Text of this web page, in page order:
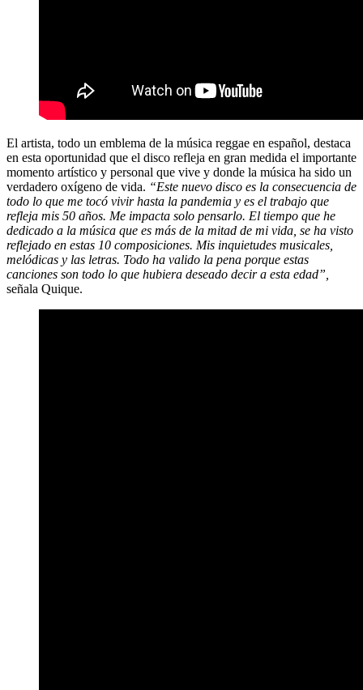
El artista, todo un emblema de la música reggae en español, destaca
en esta oportunidad que el disco refleja en gran medida el importante
momento artístico y personal que vive y donde la música ha sido un
verdadero oxígeno de vida. “Este nuevo disco es la consecuencia de
todo lo que me tocó vivir hasta la pandemia y es el trabajo que
refleja mis 50 años. Me impacta solo pensarlo. El tiempo que he
dedicado a la música que es más de la mitad de mi vida, se ha visto
reflejado en estas 10 composiciones. Mis inquietudes musicales,
melódicas y las letras. Todo ha valido la pena porque estas
canciones son todo lo que hubiera deseado decir a esta edad”,
señala Quique.